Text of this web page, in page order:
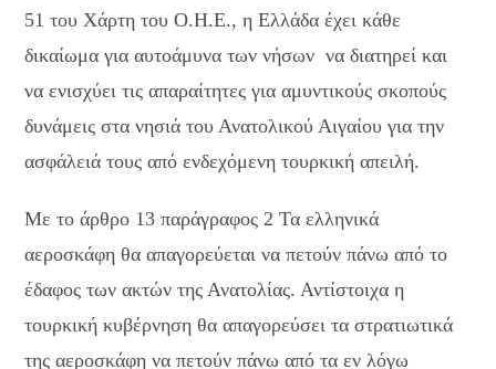
51 του Χάρτη του Ο.Η.Ε., η Ελλάδα έχει κάθε
δικαίωμα για αυτοάμυνα των νήσων να διατηρεί και
να ενισχύει τις απαραίτητες για αμυντικούς σκοπούς
δυνάμεις στα νησιά του Ανατολικού Αιγαίου για την
ασφάλειά τους από ενδεχόμενη τουρκική απειλή.
Με το άρθρο 13 παράγραφος 2 Τα ελληνικά
αεροσκάφη θα απαγορεύεται να πετούν πάνω από το
έδαφος των ακτών της Ανατολίας. Αντίστοιχα η
τουρκική κυβέρνηση θα απαγορεύσει τα στρατιωτικά
της αεροσκάφη να πετούν πάνω από τα εν λόγω